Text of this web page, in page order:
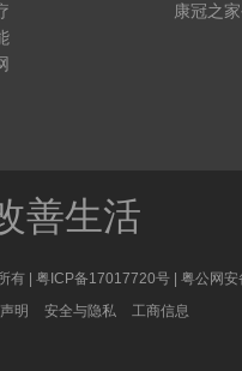
康冠之
善生活
有 | 粤ICP备17017720号
粤公网
明 安全与隐私 工商信息